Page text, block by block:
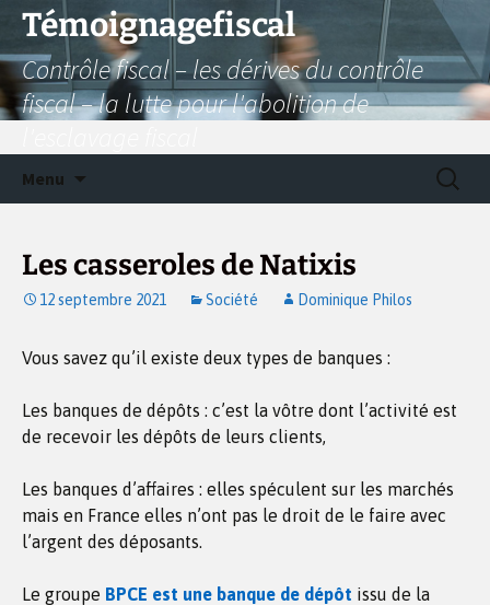
Aller
contenu
Témoignagefiscal
Contrôle fiscal – les dérives du contrôle
fiscal – la lutte pour l'abolition de
Menu
Les casseroles de Natixis
12 septembre 2021 Société Dominique Philos
Vous savez qu’il existe deux types de banques :
Les banques de dépôts : c’est la vôtre dont l’activité est
de recevoir les dépôts de leurs clients,
Les banques d’affaires : elles spéculent sur les marchés
mais en France elles n’ont pas le droit de le faire avec
l’argent des déposants.
Le groupe BPCE est une banque de dépôt issu de la